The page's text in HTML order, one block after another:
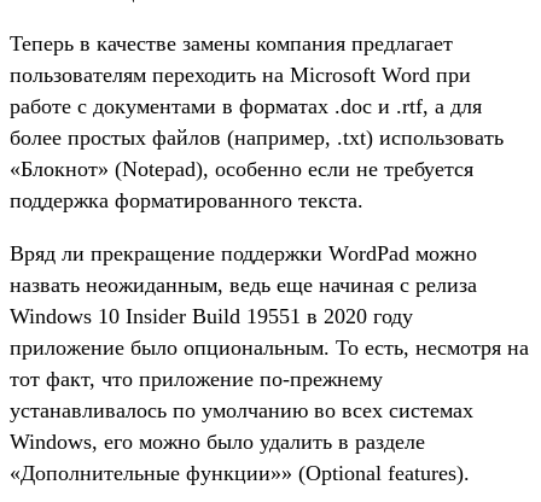
Теперь в качестве замены компания предлагает
пользователям переходить на Microsoft Word при
работе с документами в форматах .doc и .rtf, а для
более простых файлов (например, .txt) использовать
«Блокнот» (Notepad), особенно если не требуется
поддержка форматированного текста.
Вряд ли прекращение поддержки WordPad можно
назвать неожиданным, ведь еще начиная с релиза
Windows 10 Insider Build 19551 в 2020 году
приложение было опциональным. То есть, несмотря на
тот факт, что приложение по-прежнему
устанавливалось по умолчанию во всех системах
Windows, его можно было удалить в разделе
«Дополнительные функции»» (Optional features).